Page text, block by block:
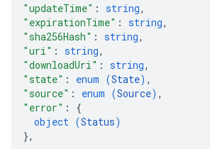
"updateTime" : string,
"expirationTime" : string,
"sha256Hash" : string,
"uri" : string,
"downloadUri" : string,
"state" : enum (State) ,
"source" : enum (Source) ,
"error" : {
object (Status)
},